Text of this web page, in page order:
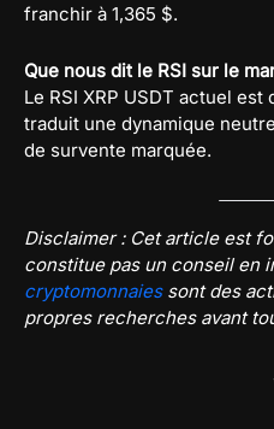
franchir à 1,365 $.
Que nous dit le RSI sur le
Le RSI XRP USDT actuel
traduit une dynamique
de survente marquée.
Disclaimer : Cet article est
constitue pas un conseil en
cryptomonnaiessont des
propres recherches avant